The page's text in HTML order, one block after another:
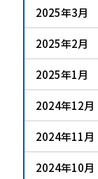
2025年3月
2025年2月
2025年1月
2024年12月
2024年11月
2024年10月